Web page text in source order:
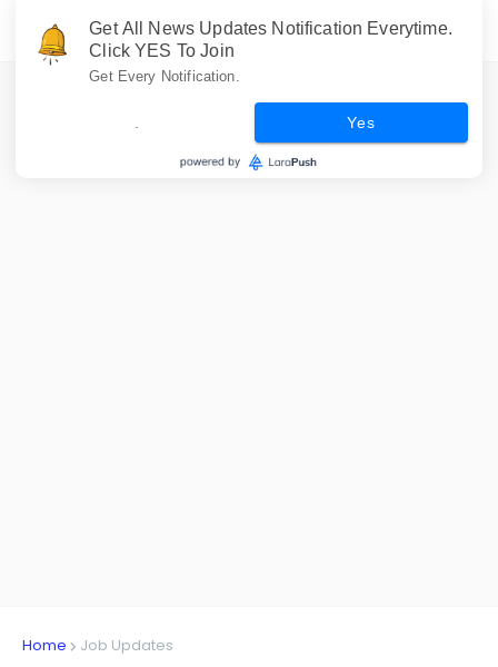
Home Job Updates
Get All News Updates Notification Everytime.
Click YES To Join
Get Every Notification.
Yes